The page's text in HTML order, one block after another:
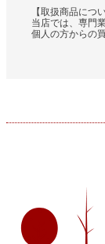
【取扱商品につ
当店では、専門
個人の方からの